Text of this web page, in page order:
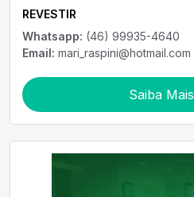
REVESTIR
Whatsapp: (46) 99935-4640
Email: mari_raspini@hotmail.com
Saiba Mais